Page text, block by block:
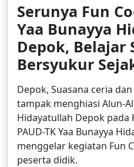
Serunya Fun
Yaa Bunayya
Depok, Belajar
Bersyukur
Depok, Suasana ceria
tampak menghiasi Alun-
Hidayatullah Depok pada
PAUD-TK Yaa Bunayya
menggelar kegiatan Fun
peserta didik.